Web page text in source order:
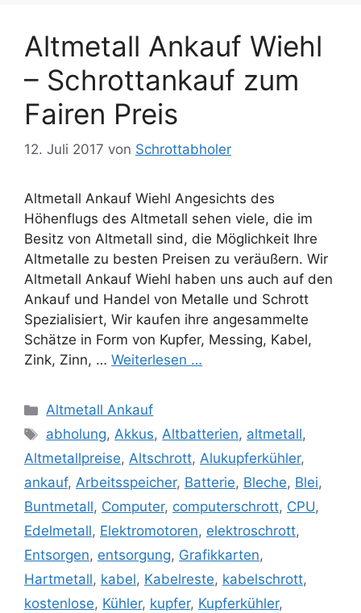
Altmetall Ankauf Wiehl
– Schrottankauf zum
Fairen Preis
12. Juli 2017 von Schrottabholer
Altmetall Ankauf Wiehl Angesichts des
Höhenflugs des Altmetall sehen viele, die im
Besitz von Altmetall sind, die Möglichkeit Ihre
Altmetalle zu besten Preisen zu veräußern. Wir
Altmetall Ankauf Wiehl haben uns auch auf den
Ankauf und Handel von Metalle und Schrott
Spezialisiert, Wir kaufen ihre angesammelte
Schätze in Form von Kupfer, Messing, Kabel,
Zink, Zinn, … Weiterlesen …
Kategorien
Altmetall Ankauf
Schlagwörter
abholung,Akkus,Altbatterien, altmetall,
Altmetallpreise, Altschrott, Alukupferkühler,
ankauf, Arbeitsspeicher, Batterie, Bleche, Blei,
Buntmetall, Computer, computerschrott, CPU,
Edelmetall, Elektromotoren, elektroschrott,
Entsorgen, entsorgung, Grafikkarten,
Hartmetall, kabel, Kabelreste, kabelschrott,
kostenlose, Kühler, kupfer, Kupferkühler,